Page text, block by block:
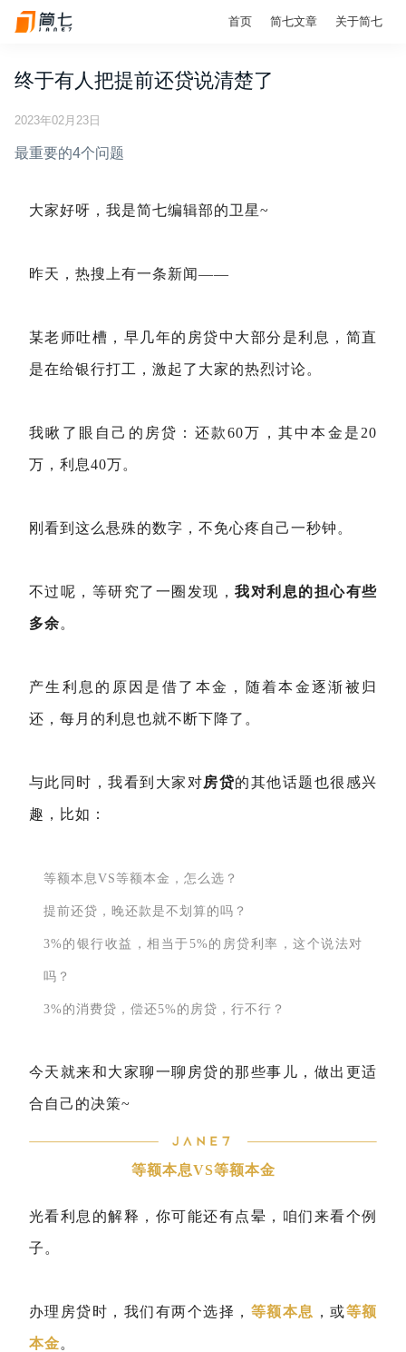
首页 简七文章 关于简七
终于有人把提前还贷说清楚了
2023年02月23日
最重要的4个问题
大家好呀，我是简七编辑部的卫星~
昨天，热搜上有一条新闻——
某老师吐槽，早几年的房贷中大部分是利息，简直
是在给银行打工，激起了大家的热烈讨论。
我瞅了眼自己的房贷：还款60万，其中本金是20
万，利息40万。
刚看到这么悬殊的数字，不免心疼自己一秒钟。
不过呢，等研究了一圈发现，我对利息的担心有些
多余。
产生利息的原因是借了本金，随着本金逐渐被归
还，每月的利息也就不断下降了。
与此同时，我看到大家对房贷的其他话题也很感兴
趣，比如：
等额本息VS等额本金，怎么选？
提前还贷，晚还款是不划算的吗？
3%的银行收益，相当于5%的房贷利率，这个说法对
吗？
3%的消费贷，偿还5%的房贷，行不行？
今天就来和大家聊一聊房贷的那些事儿，做出更适
合自己的决策~
等额本息VS等额本金
光看利息的解释，你可能还有点晕，咱们来看个例
子。
办理房贷时，我们有两个选择， 等额本息 ，或等额
本金。